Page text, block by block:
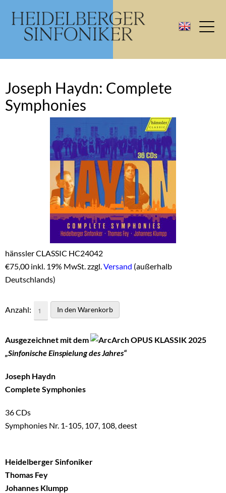
Joseph Haydn: Complete
Symphonies
hänssler CLASSIC HC24042
€75,00 inkl. 19% MwSt. zzgl.Versand (außerhalb
Deutschlands)
Anzahl:
Ausgezeichnet mit dem
OPUS KLASSIK 2025
„Sinfonische Einspielung des Jahres“
Joseph Haydn
Complete Symphonies
36 CDs
Symphonies Nr. 1-105, 107, 108, deest
Heidelberger Sinfoniker
Thomas Fey
Johannes Klumpp